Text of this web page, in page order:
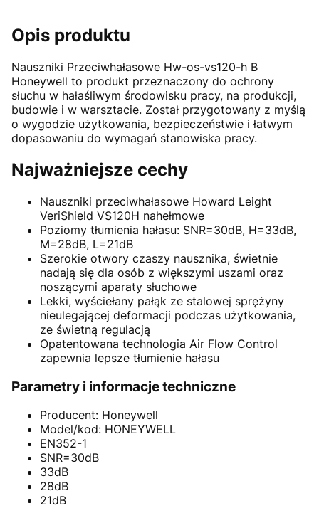
Opis produktu
Nauszniki Przeciwhałasowe Hw-os-vs120-h B
Honeywell to produkt przeznaczony do ochrony
słuchu w hałaśliwym środowisku pracy, na produkcji,
budowie i w warsztacie. Został przygotowany z myślą
o wygodzie użytkowania, bezpieczeństwie i łatwym
dopasowaniu do wymagań stanowiska pracy.
Najważniejsze cechy
Nauszniki przeciwhałasowe Howard Leight
VeriShield VS120H nahełmowe
Poziomy tłumienia hałasu: SNR=30dB, H=33dB,
M=28dB, L=21dB
Szerokie otwory czaszy nausznika, świetnie
nadają się dla osób z większymi uszami oraz
noszącymi aparaty słuchowe
Lekki, wyściełany pałąk ze stalowej sprężyny
nieulegającej deformacji podczas użytkowania,
ze świetną regulacją
Opatentowana technologia Air Flow Control
zapewnia lepsze tłumienie hałasu
Parametry i informacje techniczne
Producent: Honeywell
Model/kod: HONEYWELL
EN352-1
SNR=30dB
33dB
28dB
21dB